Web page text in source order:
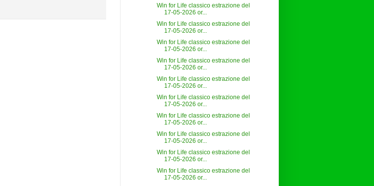
Win for Life classico estrazione del
17-05-2026 or...
Win for Life classico estrazione del
17-05-2026 or...
Win for Life classico estrazione del
17-05-2026 or...
Win for Life classico estrazione del
17-05-2026 or...
Win for Life classico estrazione del
17-05-2026 or...
Win for Life classico estrazione del
17-05-2026 or...
Win for Life classico estrazione del
17-05-2026 or...
Win for Life classico estrazione del
17-05-2026 or...
Win for Life classico estrazione del
17-05-2026 or...
Win for Life classico estrazione del
17-05-2026 or...